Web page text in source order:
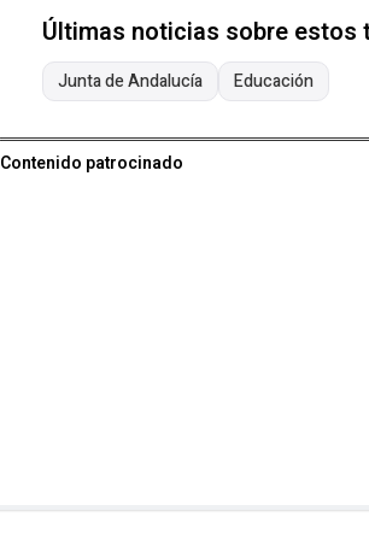
Últimas noticias sobre estos
Junta de Andalucía Educación
Contenido patrocinado